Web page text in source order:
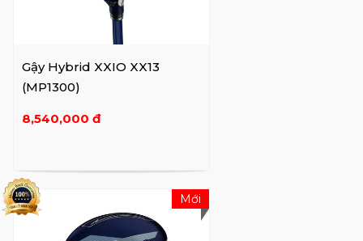
kết hợp hoàn hảo giữa hiệu suất và giá trị.
Được thiết kế để phục vụ người chơi trung
bình và có sự cải thiện đáng kể so với các
dòng trước đó. Các gậy trong dòng XXIO X
thường có thiết kế đẹp mắt với công nghệ
như "Dual Speed Technology" để cải thiện
tốc độ và độ chính xác của cú đánh.
XXIO 12:Dòng sản phẩm
mắt mới nhất và hứa hẹn nâng cao hiệu suất
của người chơi golf. XXIO 12 chắt lọc những
cải tiến của gậy golf siêu nhẹ, vật liệu siêu
Gậy Hybrid XXIO XX13
(MP1300)
8,540,000 đ
Mới